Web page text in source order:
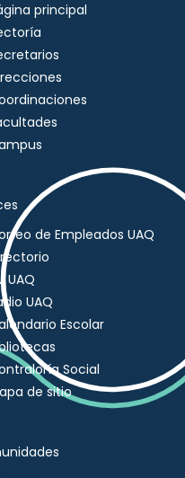
principal
de Empleados UAQ
UAQ
UAQ
Escolar
Social
de sitio